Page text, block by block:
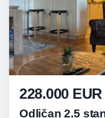
228.000 EUR
Odličan 2.5